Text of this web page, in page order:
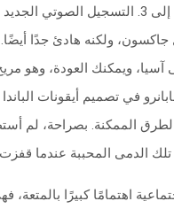
إعادة التدوير الجديدة إلى 3. التسجيل
ولكنه هادئ جدًا أيضًا.
ويمكنك العودة، وهو مريح
في تصميم أيقونات الباندا
الممكنة. بصراحة، لم
اهتمامًا كبيرًا بالمتعة،